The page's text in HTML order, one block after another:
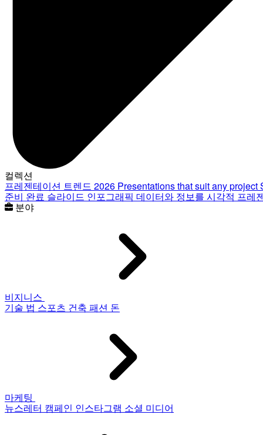
컬렉션
프레젠테이션 트렌드 2026 Presentations that suit any project
준비 완료 슬라이드 인포그래픽 데이터와 정보를 시각적 프레
분야
비지니스
기술 법 스포츠 건축 패션 돈
마케팅
뉴스레터 캠페인 인스타그램 소셜 미디어